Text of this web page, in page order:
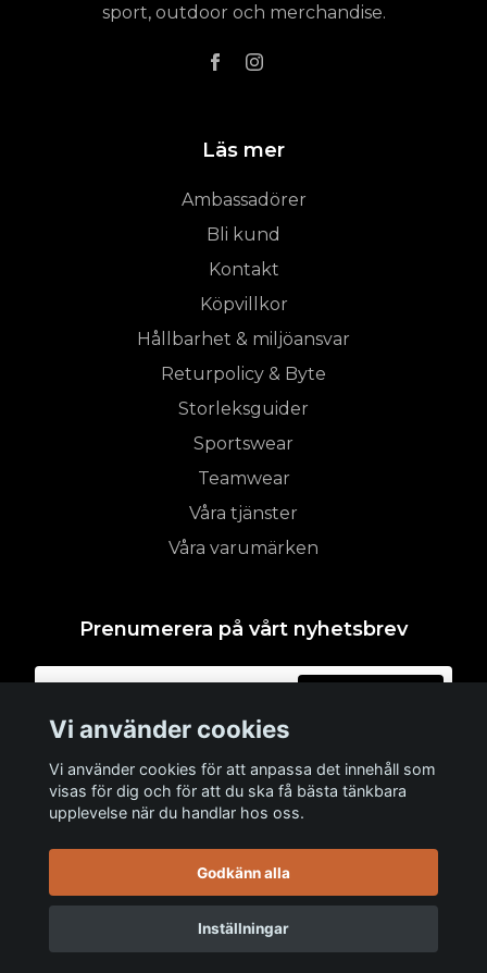
sport, outdoor och merchandise.
Läs mer
Ambassadörer
Bli kund
Kontakt
Köpvillkor
Hållbarhet & miljöansvar
Returpolicy & Byte
Storleksguider
Sportswear
Teamwear
Våra tjänster
Våra varumärken
Prenumerera på vårt nyhetsbrev
© 2026 WEARHAUS
Vi använder cookies
Vi använder cookies för att anpassa det innehåll som
visas för dig och för att du ska få bästa tänkbara
upplevelse när du handlar hos oss.
Godkänn alla
Inställningar